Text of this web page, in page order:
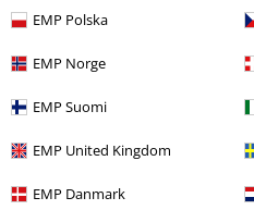
EMP Polska
EMP Norge
EMP Suomi
EMP United Kingdom
EMP Danmark
OMC € 59,99
€ 45,89
Vysoké tenisky